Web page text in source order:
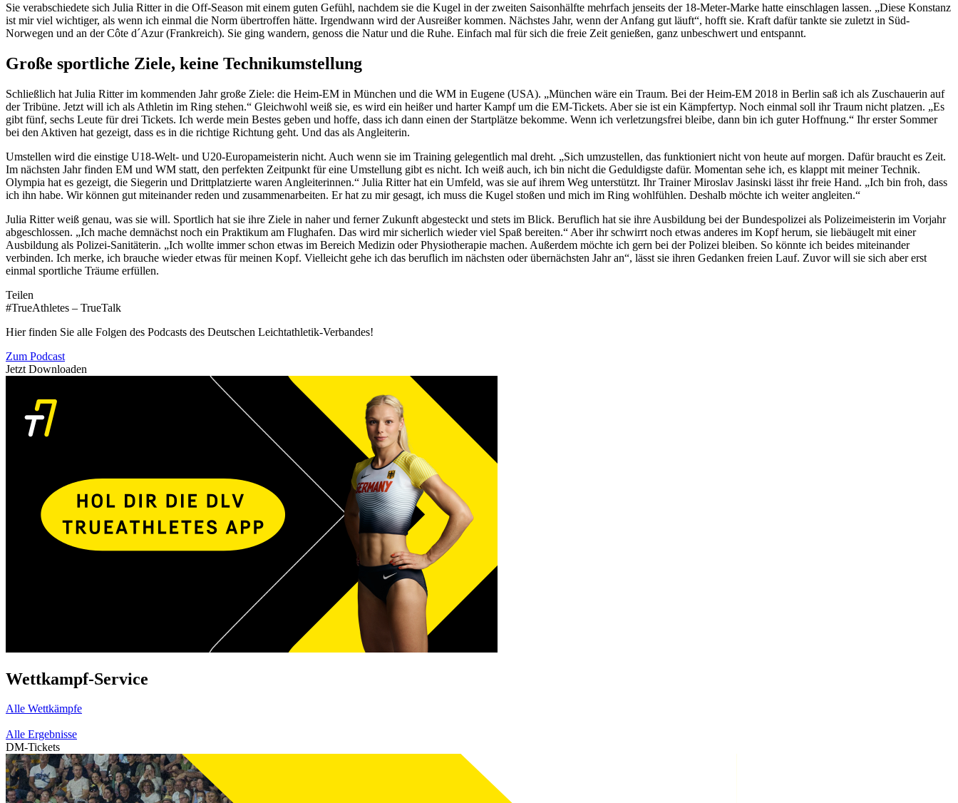
Sie verabschiedete sich Julia Ritter in die Off-Season mit einem guten Gefühl, nachdem sie die Kugel in der zweiten Saisonhälfte mehrfach jenseits der 18-Meter-Marke hatte einschlagen lassen. „Diese Konstanz
ist mir viel wichtiger, als wenn ich einmal die Norm übertroffen hätte. Irgendwann wird der Ausreißer kommen. Nächstes Jahr, wenn der Anfang gut läuft“, hofft sie. Kraft dafür tankte sie zuletzt in Süd-
Norwegen und an der Côte d´Azur (Frankreich). Sie ging wandern, genoss die Natur und die Ruhe. Einfach mal für sich die freie Zeit genießen, ganz unbeschwert und entspannt.
Große sportliche Ziele, keine Technikumstellung
Schließlich hat Julia Ritter im kommenden Jahr große Ziele: die Heim-EM in München und die WM in Eugene (USA). „München wäre ein Traum. Bei der Heim-EM 2018 in Berlin saß ich als Zuschauerin auf
der Tribüne. Jetzt will ich als Athletin im Ring stehen.“ Gleichwohl weiß sie, es wird ein heißer und harter Kampf um die EM-Tickets. Aber sie ist ein Kämpfertyp. Noch einmal soll ihr Traum nicht platzen. „Es
gibt fünf, sechs Leute für drei Tickets. Ich werde mein Bestes geben und hoffe, dass ich dann einen der Startplätze bekomme. Wenn ich verletzungsfrei bleibe, dann bin ich guter Hoffnung.“ Ihr erster Sommer
bei den Aktiven hat gezeigt, dass es in die richtige Richtung geht. Und das als Angleiterin.
Umstellen wird die einstige U18-Welt- und U20-Europameisterin nicht. Auch wenn sie im Training gelegentlich mal dreht. „Sich umzustellen, das funktioniert nicht von heute auf morgen. Dafür braucht es Zeit.
Im nächsten Jahr finden EM und WM statt, den perfekten Zeitpunkt für eine Umstellung gibt es nicht. Ich weiß auch, ich bin nicht die Geduldigste dafür. Momentan sehe ich, es klappt mit meiner Technik.
Olympia hat es gezeigt, die Siegerin und Drittplatzierte waren Angleiterinnen.“ Julia Ritter hat ein Umfeld, was sie auf ihrem Weg unterstützt. Ihr Trainer Miroslav Jasinski lässt ihr freie Hand. „Ich bin froh, dass
ich ihn habe. Wir können gut miteinander reden und zusammenarbeiten. Er hat zu mir gesagt, ich muss die Kugel stoßen und mich im Ring wohlfühlen. Deshalb möchte ich weiter angleiten.“
Julia Ritter weiß genau, was sie will. Sportlich hat sie ihre Ziele in naher und ferner Zukunft abgesteckt und stets im Blick. Beruflich hat sie ihre Ausbildung bei der Bundespolizei als Polizeimeisterin im Vorjahr
abgeschlossen. „Ich mache demnächst noch ein Praktikum am Flughafen. Das wird mir sicherlich wieder viel Spaß bereiten.“ Aber ihr schwirrt noch etwas anderes im Kopf herum, sie liebäugelt mit einer
Ausbildung als Polizei-Sanitäterin. „Ich wollte immer schon etwas im Bereich Medizin oder Physiotherapie machen. Außerdem möchte ich gern bei der Polizei bleiben. So könnte ich beides miteinander
verbinden. Ich merke, ich brauche wieder etwas für meinen Kopf. Vielleicht gehe ich das beruflich im nächsten oder übernächsten Jahr an“, lässt sie ihren Gedanken freien Lauf. Zuvor will sie sich aber erst
einmal sportliche Träume erfüllen.
Teilen
#TrueAthletes – TrueTalk
Hier finden Sie alle Folgen des Podcasts des Deutschen Leichtathletik-Verbandes!
Zum Podcast
Jetzt Downloaden
Wettkampf-Service
Alle Wettkämpfe
Alle Ergebnisse
DM-Tickets